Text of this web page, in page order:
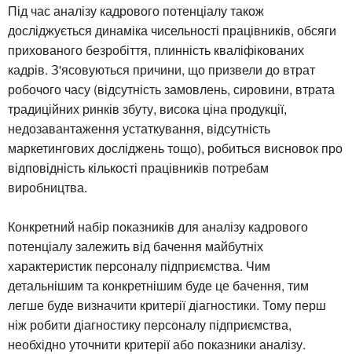
Під час аналізу кадрового потенціалу також
досліджується динаміка чисельності працівників, обсяги
прихованого безробіття, плинність кваліфікованих
кадрів. З'ясовуються причини, що призвели до втрат
робочого часу (відсутність замовлень, сировини, втрата
традиційних ринків збуту, висока ціна продукції,
недозавантаження устаткування, відсутність
маркетингових досліджень тощо), робиться висновок про
відповідність кількості працівників потребам
виробництва.
Конкретний набір показників для аналізу кадрового
потенціалу залежить від бачення майбутніх
характеристик персоналу підприємства. Чим
детальнішим та конкретнішим буде це бачення, тим
легше буде визначити критерії діагностики. Тому перш
ніж робити діагностику персоналу підприємства,
необхідно уточнити критерії або показники аналізу.